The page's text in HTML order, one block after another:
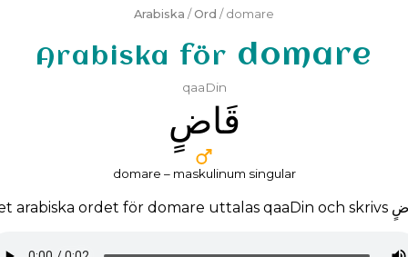
Arabiska / Ord / domare
Arabiska för domare
qaaDin
ﻗَﺎﺽٍ
domare – maskulinum singular
arabiska ordet för domare uttalas qaaDin och skrivs